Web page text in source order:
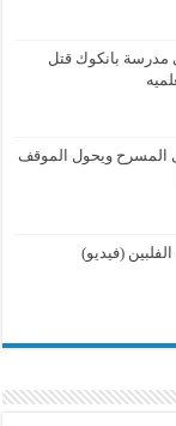
مدرسة بانكوك قتل
المسرح ويحول الموقف